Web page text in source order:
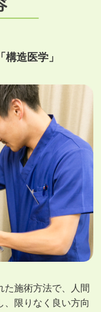
構造医学」
た施術方法で、人間
、限りなく良い方向